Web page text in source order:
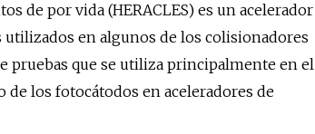
de por vida (HERACLES) es un acelerador
en algunos de los colisionadores
pruebas que se utiliza principalmente en el
los fotocátodos en aceleradores de